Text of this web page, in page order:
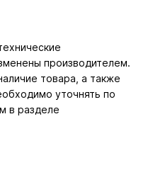
производителем.
товара, а также
уточнять по
в разделе